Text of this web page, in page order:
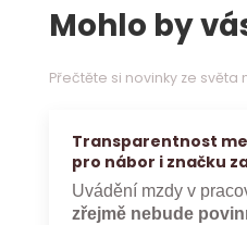
Mohlo by
Přečtěte si novinky ze
Transparentnost
pro nábor i značku
Uvádění mzdy v
zřejmě nebude